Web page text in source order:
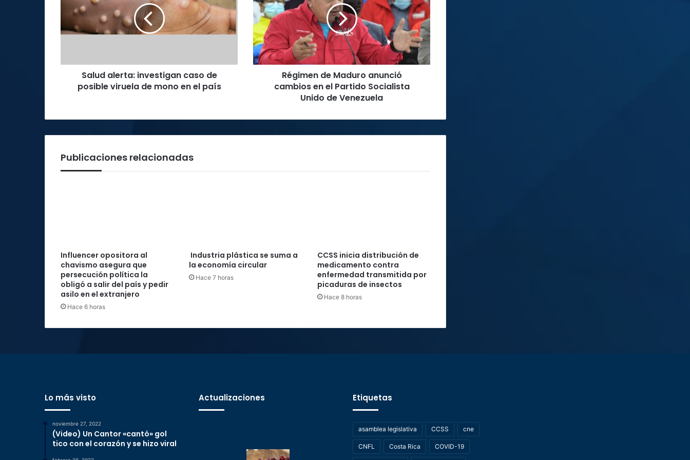
caso
posible
mono
Salud alerta: investigan caso de
posible viruela de mono en el país
anunció
cambios
en
el
Partido
Socialista
Régimen de Maduro anunció
cambios en el Partido Socialista
Unido de Venezuela
Publicaciones relacionadas
Influencer opositora al
chavismo asegura que
persecución política la
obligó a salir del país y pedir
asilo en el extranjero
Hace 6 horas
Industria plástica se suma a
la economía circular
Hace 7 horas
CCSS inicia distribución de
medicamento contra
enfermedad transmitida por
picaduras de insectos
Hace 8 horas
Lo más visto
noviembre 27, 2022
(Video) Un Cantor «cantó» gol
tico con el corazón y se hizo viral
Actualizaciones Etiquetas
asamblea legislativa CCSS cne
CNFL Costa Rica COVID-19